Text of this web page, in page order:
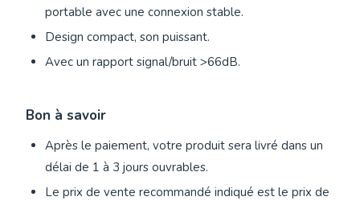
portable avec une connexion stable.
Design compact, son puissant.
Avec un rapport signal/bruit >66dB.
Bon à savoir
Après le paiement, votre produit sera livré dans un
délai de 1 à 3 jours ouvrables.
Le prix de vente recommandé indiqué est le prix de